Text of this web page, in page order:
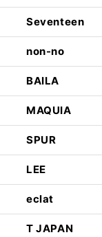
Seventeen
non-no
BAILA
MAQUIA
SPUR
LEE
eclat
T JAPAN